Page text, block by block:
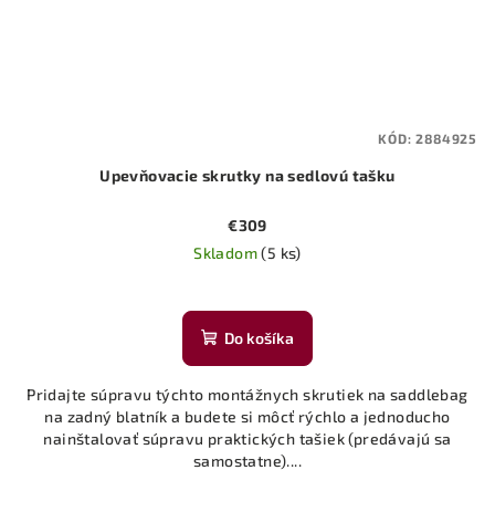
Upevňovacie skrutky na sedlovú tašku
€309
Skladom(5 ks)
Do košíka
Pridajte súpravu týchto montážnych skrutiek na saddlebag
na zadný blatník a budete si môcť rýchlo a jednoducho
nainštalovať súpravu praktických tašiek (predávajú sa
samostatne)....
KÓD:2884925